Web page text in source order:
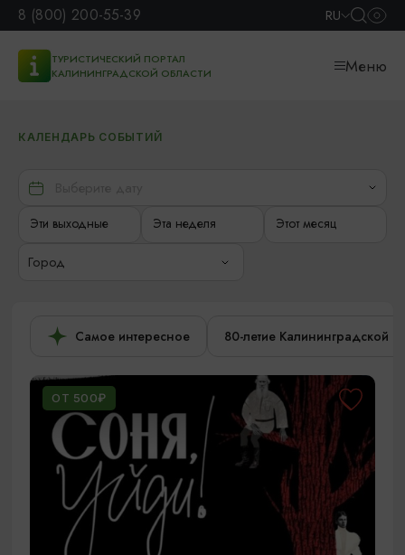
8 (800) 200-55-39 RU
ТУРИСТИЧЕСКИЙ ПОРТАЛ
КАЛИНИНГРАДСКОЙ ОБЛАСТИ
Меню
КАЛЕНДАРЬ СОБЫТИЙ
Эти выходные Эта неделя Этот месяц
Город
Самое интересное 80-летие Калининградской
ОТ 500₽